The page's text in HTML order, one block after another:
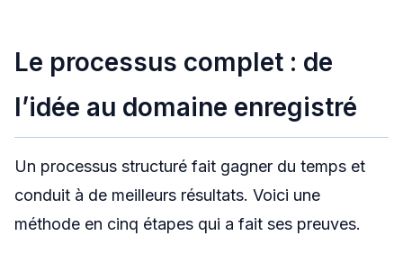
Le processus complet : de
l’idée au domaine enregistré
Un processus structuré fait gagner du temps et
conduit à de meilleurs résultats. Voici une
méthode en cinq étapes qui a fait ses preuves.